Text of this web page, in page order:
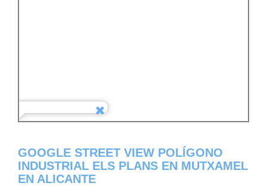
GOOGLE STREET VIEW POLÍGONO
INDUSTRIAL ELS PLANS EN MUTXAMEL
EN ALICANTE